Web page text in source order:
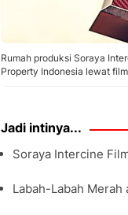
Rumah produksi Soraya
Property Indonesia lewat
Jadi intinya...
Soraya Intercine
Labah-Labah